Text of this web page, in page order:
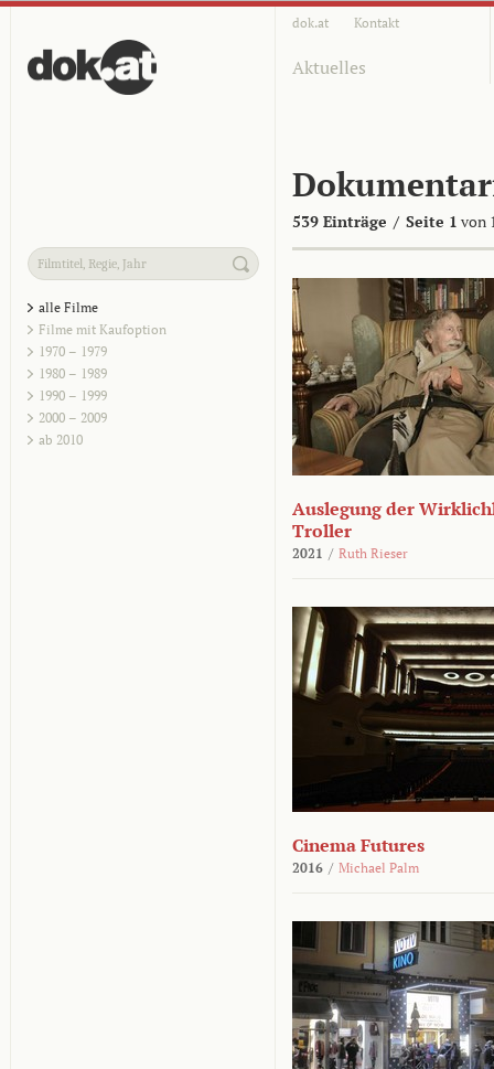
dok.at Kontakt
Aktuelles
539 Einträge / Seite 1 von
alle Filme
Filme mit Kaufoption
1970 – 1979
1980 – 1989
1990 – 1999
2000 – 2009
ab 2010
Auslegung der
Troller
2021 / Ruth Rieser
Cinema Futures
2016 / Michael Palm